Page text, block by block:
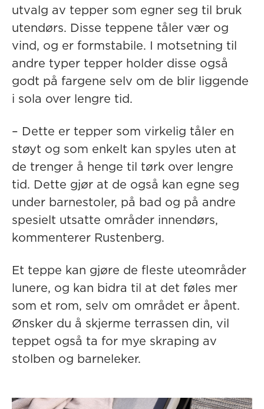
utvalg av tepper som egner seg til bruk
utendørs. Disse teppene tåler vær og
vind, og er formstabile. I motsetning til
andre typer tepper holder disse også
godt på fargene selv om de blir liggende
i sola over lengre tid.
– Dette er tepper som virkelig tåler en
støyt og som enkelt kan spyles uten at
de trenger å henge til tørk over lengre
tid. Dette gjør at de også kan egne seg
under barnestoler, på bad og på andre
spesielt utsatte områder innendørs,
kommenterer Rustenberg.
Et teppe kan gjøre de fleste uteområder
lunere, og kan bidra til at det føles mer
som et rom, selv om området er åpent.
Ønsker du å skjerme terrassen din, vil
teppet også ta for mye skraping av
stolben og barneleker.